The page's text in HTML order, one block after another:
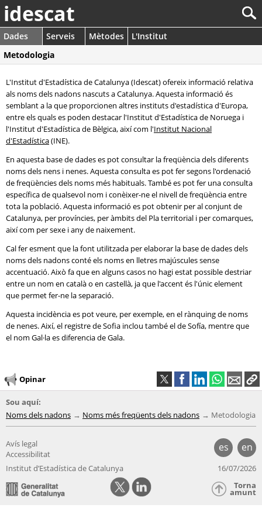
idescat
Dades Serveis Mètodes
L'Institut
Metodologia
L'Institut d'Estadística de Catalunya (Idescat) ofereix informació relativa
als noms dels nadons nascuts a Catalunya. Aquesta informació és
semblant a la que proporcionen altres instituts d'estadística d'Europa,
entre els quals es poden destacar l'Institut d'Estadística de Noruega i
l'Institut d'Estadística de Bèlgica, així com l'Institut Nacional
d'Estadística(INE).
En aquesta base de dades es pot consultar la freqüència dels diferents
noms dels nens i nenes. Aquesta consulta es pot fer segons l'ordenació
de freqüències dels noms més habituals. També es pot fer una consulta
específica de qualsevol nom i conèixer-ne el nivell de freqüència entre
tota la població. Aquesta informació es pot obtenir per al conjunt de
Catalunya, per províncies, per àmbits del Pla territorial i per comarques,
així com per sexe i any de naixement.
Cal fer esment que la font utilitzada per elaborar la base de dades dels
noms dels nadons conté els noms en lletres majúscules sense
accentuació. Això fa que en alguns casos no hagi estat possible destriar
entre un nom en català o en castellà, ja que l'accent és l'únic element
que permet fer-ne la separació.
Aquesta incidència es pot veure, per exemple, en el rànquing de noms
de nenes. Així, el registre de Sofia inclou també el de Sofía, mentre que
el nom Gal·la es diferencia de Gala.
Opinar
Sou aquí:
Noms dels nadons
Noms més freqüents dels nadons Metodologia
es en
Avís legal
Accessibilitat
Institut d’Estadística de Catalunya
16/07/2026
Torna
amunt